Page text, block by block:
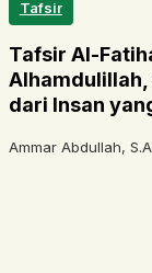
Tafsir
Tafsir Al-
Alhamdulillah,
dari Insan
Ammar Abdullah,